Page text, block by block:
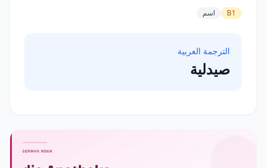
B1 اسم
الترجمة العربية
صيدلية